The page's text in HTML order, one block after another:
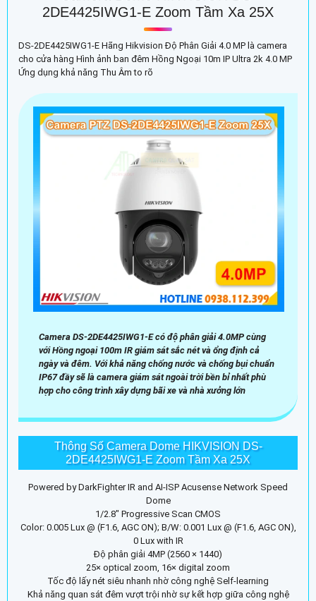
2DE4425IWG1-E Zoom Tầm Xa 25X
DS-2DE4425IWG1-E Hãng Hikvision Độ Phân Giải 4.0 MP là camera
cho cửa hàng Hình ảnh ban đêm Hồng Ngoại 10m IP Ultra 2k 4.0 MP
Ứng dụng khả năng Thu Âm to rõ
Camera DS-2DE4425IWG1-E có độ phân giải 4.0MP cùng
với Hồng ngoại 100m IR giám sát sắc nét và ổng định cả
ngày và đêm. Với khả năng chống nước và chống bụi chuẩn
IP67 đầy sẽ là camera giám sát ngoài trời bền bỉ nhất phù
hợp cho công trình xây dựng bãi xe và nhà xưởng lớn
Thông Số Camera Dome HIKVISION DS-
2DE4425IWG1-E Zoom Tầm Xa 25X
Powered by DarkFighter IR and AI-ISP Acusense Network Speed
Dome
1/2.8" Progressive Scan CMOS
Color: 0.005 Lux @ (F1.6, AGC ON); B/W: 0.001 Lux @ (F1.6, AGC ON),
0 Lux with IR
Độ phân giải 4MP (2560 × 1440)
25× optical zoom, 16× digital zoom
Tốc độ lấy nét siêu nhanh nhờ công nghệ Self-learning
Khả năng quan sát đêm vượt trội nhờ sự kết hợp giữa công nghệ